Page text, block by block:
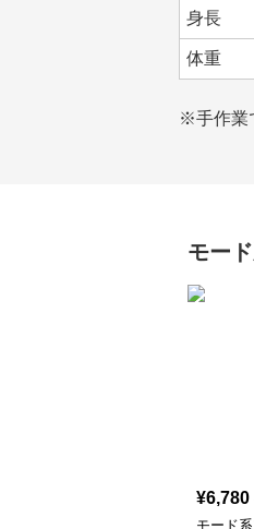
身長
体重
※手作業
モー
¥6,780
モード